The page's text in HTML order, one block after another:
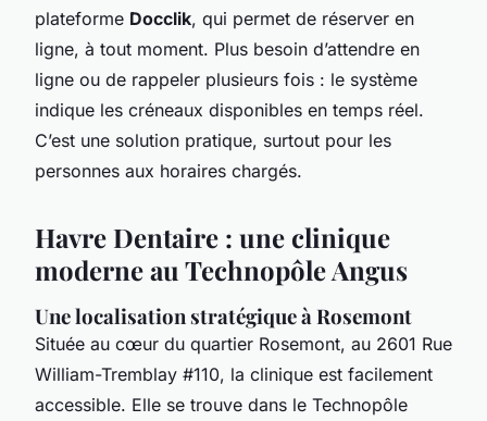
plateforme Docclik, qui permet de réserver en
ligne, à tout moment. Plus besoin d’attendre en
ligne ou de rappeler plusieurs fois : le système
indique les créneaux disponibles en temps réel.
C’est une solution pratique, surtout pour les
personnes aux horaires chargés.
Havre Dentaire : une clinique
moderne au Technopôle Angus
Une localisation stratégique à Rosemont
Située au cœur du quartier Rosemont, au 2601 Rue
William-Tremblay #110, la clinique est facilement
accessible. Elle se trouve dans le Technopôle